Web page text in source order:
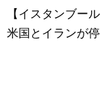
社会
旅と暮らし
暮らし
【イスタンブー
米国とイランが